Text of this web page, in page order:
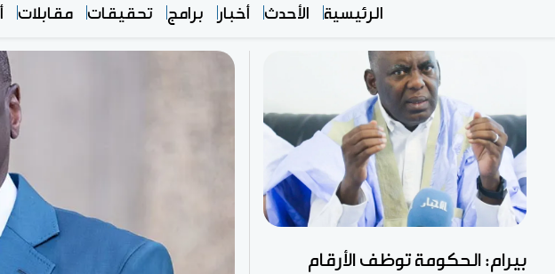
الرئيسية الأحدث أخبار برامج تحقيقات مقابلات
بيرام: الحكومة توظف الأرقام